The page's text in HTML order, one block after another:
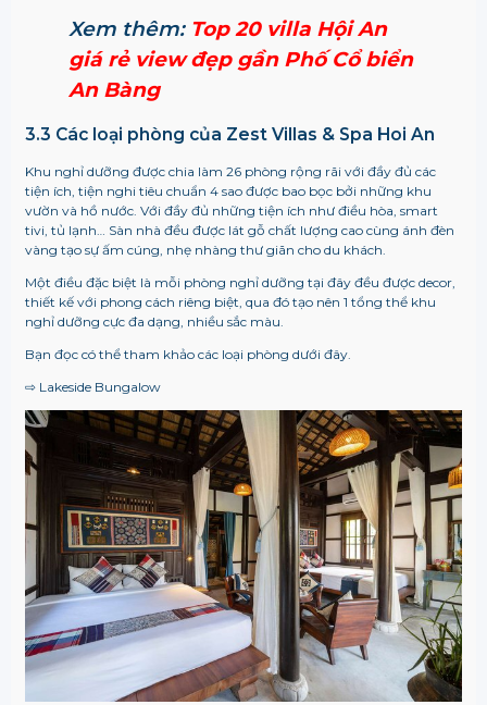
Xem thêm: Top 20 villa Hội An
giá rẻ view đẹp gần Phố Cổ biển
An Bàng
3.3 Các loại phòng của Zest Villas & Spa Hoi An
Khu nghỉ dưỡng được chia làm 26 phòng rộng rãi với đầy đủ các
tiện ích, tiện nghi tiêu chuẩn 4 sao được bao bọc bởi những khu
vườn và hồ nước. Với đầy đủ những tiện ích như điều hòa, smart
tivi, tủ lạnh… Sàn nhà đều được lát gỗ chất lượng cao cùng ánh đèn
vàng tạo sự ấm cúng, nhẹ nhàng thư giãn cho du khách.
Một điều đặc biệt là mỗi phòng nghỉ dưỡng tại đây đều được decor,
thiết kế với phong cách riêng biệt, qua đó tạo nên 1 tổng thể khu
nghỉ dưỡng cực đa dạng, nhiều sắc màu.
Bạn đọc có thể tham khảo các loại phòng dưới đây.
⇨ Lakeside Bungalow